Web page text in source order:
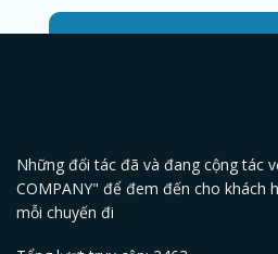
Những đối tác đã và đang cộng tác
COMPANY" để đem đến cho khách
mỗi chuyến đi